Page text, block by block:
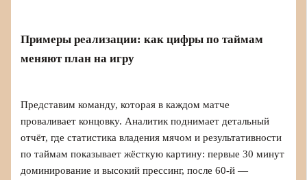
Примеры реализации: как цифры по таймам
меняют план на игру
Представим команду, которая в каждом матче
проваливает концовку. Аналитик поднимает детальный
отчёт, где статистика владения мячом и результативности
по таймам показывает жёсткую картину: первые 30 минут
доминирование и высокий прессинг, после 60‑й —